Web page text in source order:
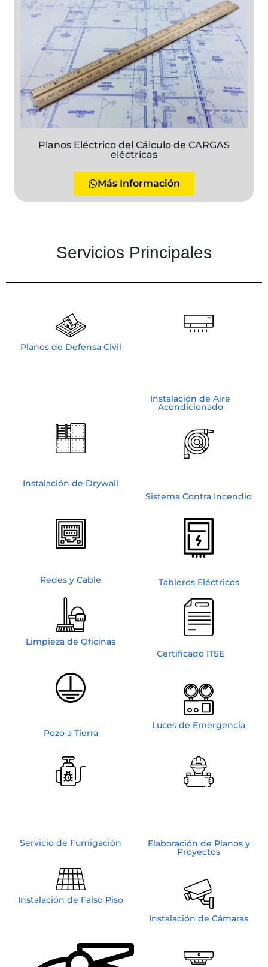
Planos Eléctrico del Cálculo de CARGAS
eléctricas
Más Información
Servicios Principales
Planos de Defensa Civil
Instalación de Aire
Acondicionado
Instalación de Drywall
Sistema Contra Incendio
Redes y Cable Tableros Eléctricos
Limpieza de Oficinas
Certificado ITSE
Pozo a Tierra
Luces de Emergencia
Servicio de Fumigación Elaboración de Planos y
Proyectos
Instalación de Falso Piso
Instalación de Cámaras